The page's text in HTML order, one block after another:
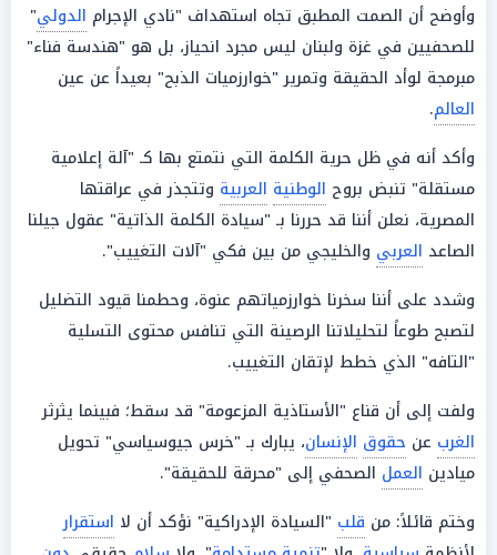
وأوضح أن الصمت المطبق تجاه استهداف "نادي الإجرام الدولي"
للصحفيين في غزة ولبنان ليس مجرد انحياز، بل هو "هندسة فناء"
مبرمجة لوأد الحقيقة وتمرير "خوارزميات الذبح" بعيداً عن عين
العالم.
وأكد أنه في ظل حرية الكلمة التي نتمتع بها كـ "آلة إعلامية
مستقلة" تنبض بروح الوطنية العربية وتتجذر في عراقتها
المصرية، نعلن أننا قد حررنا بـ "سيادة الكلمة الذاتية" عقول جيلنا
الصاعد العربي والخليجي من بين فكي "آلات التغييب".
وشدد على أننا سخرنا خوارزمياتهم عنوة، وحطمنا قيود التضليل
لتصبح طوعاً لتحليلاتنا الرصينة التي تنافس محتوى التسلية
"التافه" الذي خطط لإتقان التغييب.
ولفت إلى أن قناع "الأستاذية المزعومة" قد سقط؛ فبينما يثرثر
الغرب عن حقوق الإنسان، يبارك بـ "خرس جيوسياسي" تحويل
ميادين العمل الصحفي إلى "محرقة للحقيقة".
وختم قائلاً: من قلب "السيادة الإدراكية" نؤكد أن لا استقرار